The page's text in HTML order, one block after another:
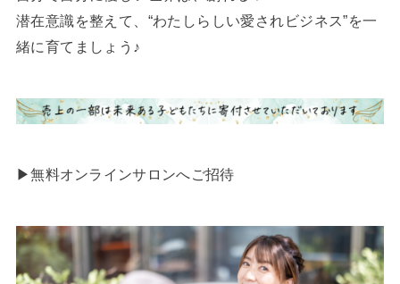
潜在意識を整えて、“わたしらしい愛されビジネス”を一
緒に育てましょう♪
▶︎無料オンラインサロンへご招待